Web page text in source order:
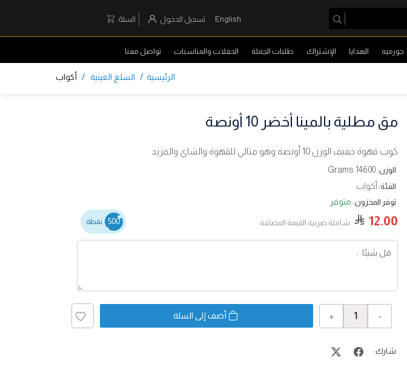
English تسجيل الدخول السلة
جورميه الهدايا الإشتراك طلبات الجملة الحفلات والمناسبات تواصل معنا
الرئيسية / السلع العينية / أكواب
مق مطلية بالمينا أخضر 10 أونصة
كوب قهوة خفيف الوزن 10 أونصة وهو مثالي للقهوة والشاي والمزيد
الوزن: 146.00 Grams
الفئة: أكواب
توفر المخزون: متوفر
12.00 شاملة ضربية القيمة المضافة 500 نقطة
-
+ أضف إلى السلة
شارك: